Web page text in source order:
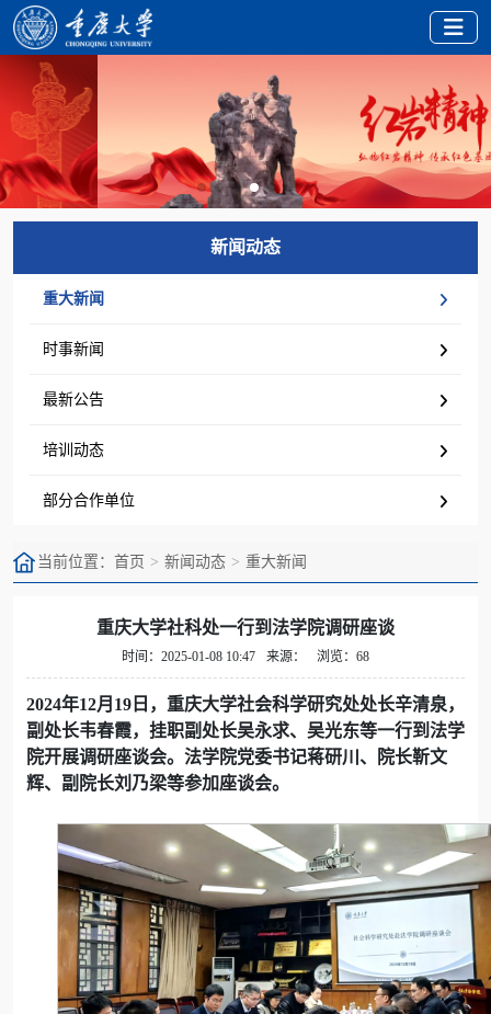
新闻动态
重大新闻
时事新闻
最新公告
培训动态
部分合作单位
当前位置： 首页 新闻动态 重大新闻
重庆大学社科处一行到法学院调研座谈
时间：2025-01-08 10:47 来源： 浏览：68
2024年12月19日，重庆大学社会科学研究处处长辛清泉，
副处长韦春霞，挂职副处长吴永求、吴光东等一行到法学
院开展调研座谈会。法学院党委书记蒋研川、院长靳文
辉、副院长刘乃梁等参加座谈会。